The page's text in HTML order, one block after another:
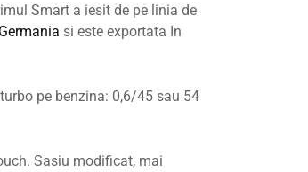
Smart a iesit de pe linia de
si este exportata In
pe benzina: 0,6/45 sau 54
Sasiu modificat, mai